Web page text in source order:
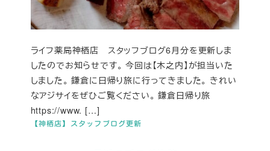
【神栖店】スタッフブログ更新
ライフ薬局神栖店 スタッフブログ6月分を更新しま
したのでお知らせです。 今回は【木之内】が担当いた
しました。 鎌倉に日帰り旅に行ってきました。 きれい
なアジサイをぜひご覧ください。 鎌倉日帰り旅
https://www. […]